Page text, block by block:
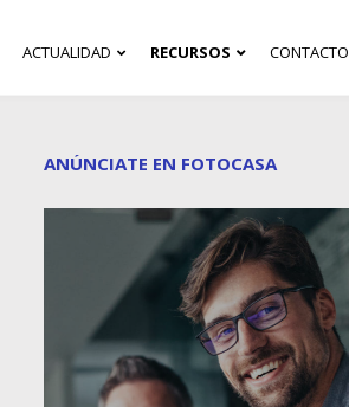
ACTUALIDAD RECURSOS CONTACTO
ANÚNCIATE EN FOTOCASA